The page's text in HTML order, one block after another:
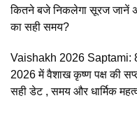
कितने बजे निकलेगा सूरज जानें
का सही समय?
Vaishakh 2026 Saptami:
2026 में वैशाख कृष्ण पक्ष की
सही डेट , समय और धार्मिक